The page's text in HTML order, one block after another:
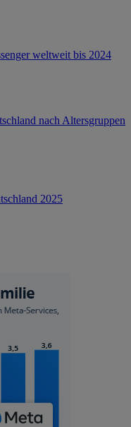
weltweit bis 2024
nach Altersgruppen
2025